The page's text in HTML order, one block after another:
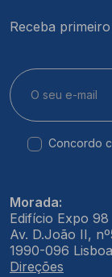
Receba
Concordo
Morada:
Edifício Expo 98
Av. D.João II,
1990-096 Lisboa
Direções